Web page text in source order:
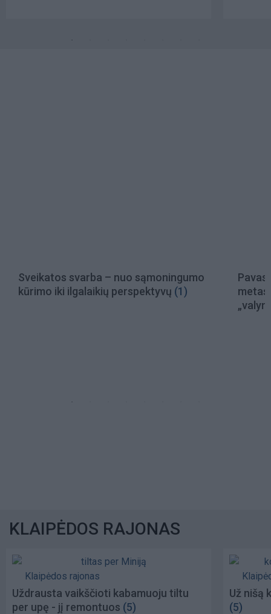
Sveikatos svarba – nuo sąmoningumo
kūrimo iki ilgalaikių perspektyvų (1)
KLAIPĖDOS RAJONAS
Klaipėdos rajonas
Uždrausta vaikščioti kabamuoju tiltu
per upę - jį remontuos (5)
Už nišą
(5)